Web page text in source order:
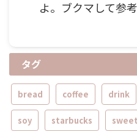
よ。ブクマして参
タグ
bread coffee drink
soy starbucks